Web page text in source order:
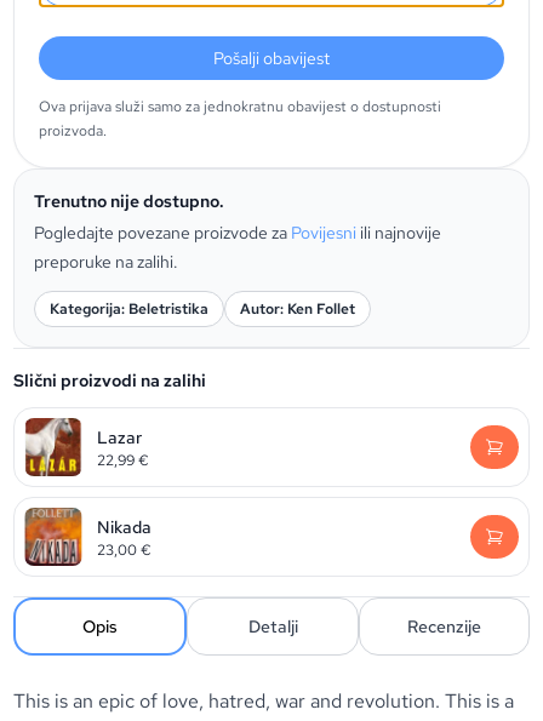
Pošalji obavijest
Ova prijava služi samo za jednokratnu obavijest o dostupnosti
proizvoda.
Trenutno nije dostupno.
Pogledajte povezane proizvode za Povijesni ili najnovije
preporuke na zalihi.
Kategorija: Beletristika Autor: Ken Follet
Slični proizvodi na zalihi
Lazar
22,99€
Nikada
23,00€
Opis Detalji Recenzije
This is an epic of love, hatred, war and revolution. This is a